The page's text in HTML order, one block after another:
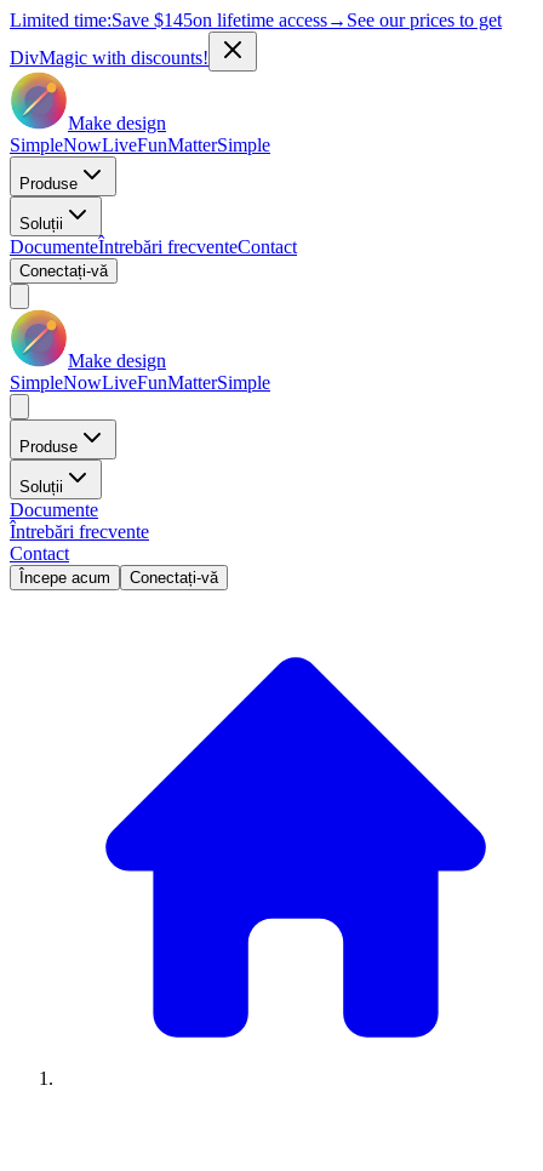
Limited time:Save $145on lifetime access→ See our prices to get
DivMagic with discounts!
Make design
SimpleNowLiveFunMatterSimple
Produse
Soluții
DocumenteÎntrebări frecventeContact
Conectați-vă
Make design
SimpleNowLiveFunMatterSimple
Produse
Soluții
Documente
Întrebări frecvente
Contact
Începe acum Conectați-vă